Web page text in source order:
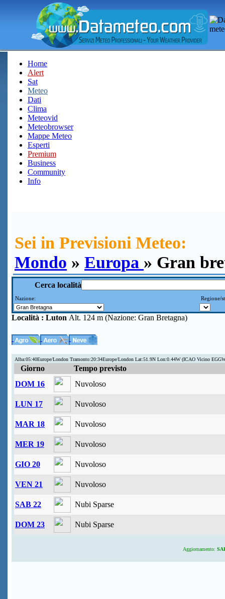
Home
Alert
Sat
Meteo
Dati
Clima
Meteovid
Meteobrowser
Mappe Meteo
Esperti
Premium
Business
Community
Info
Sei in Previsioni Meteo:
Mondo » Europa » Gran
Cerca località
Nazione: Regione/
Località : Luton Alt. 124 m (Nazione: Gran Bretagna)
Alba:05:40Europe/London Tramonto:20:34Europe/London Lat:51.9N Lon:0.44W (ICAO Vicino
Giorno
Tempo previsto
DOM 16
Nuvoloso
LUN 17 Nuvoloso
MAR 18 Nuvoloso
MER 19 Nuvoloso
GIO 20 Nuvoloso
VEN 21 Nuvoloso
SAB 22 Nubi Sparse
DOM 23 Nubi Sparse
Aggiornamento: